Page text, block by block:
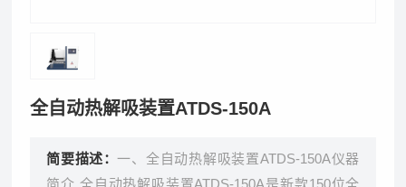
全自动热解吸装置ATDS-150A
简要描述：一、全自动热解吸装置ATDS-150A仪器
简介 全自动热解吸装置ATDS-150A是新款150位全